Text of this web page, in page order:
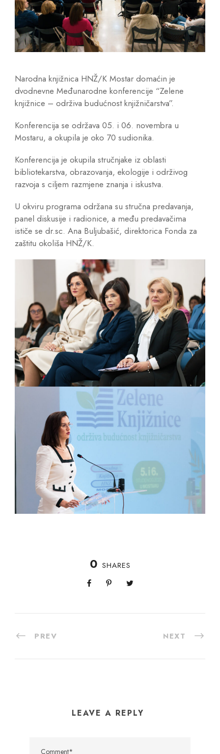
Narodna knjižnica HNŽ/K Mostar domaćin je
dvodnevne Međunarodne konferencije “Zelene
knjižnice – održiva budućnost knjižničarstva”.
Konferencija se održava 05. i 06. novembra u
Mostaru, a okupila je oko 70 sudionika.
Konferencija je okupila stručnjake iz oblasti
bibliotekarstva, obrazovanja, ekologije i održivog
razvoja s ciljem razmjene znanja i iskustva.
U okviru programa održana su stručna predavanja,
panel diskusije i radionice, a među predavačima
ističe se dr.sc. Ana Buljubašić, direktorica Fonda za
zaštitu okoliša HNŽ/K.
0 SHARES
PREV NEXT
LEAVE A REPLY